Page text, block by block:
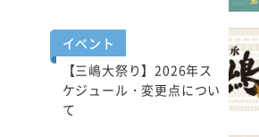
イベント
【三嶋大祭り】2026年ス
ケジュール・変更点につい
て